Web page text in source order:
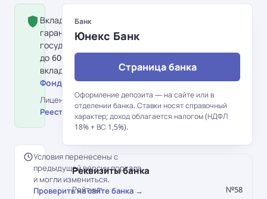
Вклад застрахован Фондом
гарантирования вкладов физлиц:
государство гарантирует возврат
до 600 000 грн на одного
вкладчика в банке.
Фонд гарантирования вкладов →
Лицензия НБУ №56 від 28.10.2011 ·
Реестр НБУ →
Условия перенесены с
предыдущей версии портала
и могли измениться.
Проверить на сайте банка →
Банк
Юнекс Банк
Страница банка
Оформление депозита — на сайте или в
отделении банка. Ставки носят справочный
характер; доход облагается налогом (НДФЛ
18% + ВС 1,5%).
Реквизиты банка
Рейтинг
№58